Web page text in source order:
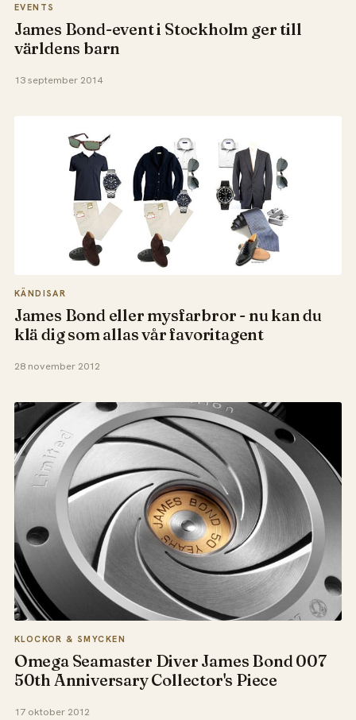
EVENTS
James Bond-event i Stockholm ger till
världens barn
13 september 2014
KÄNDISAR
James Bond eller mysfarbror - nu kan du
klä dig som allas vår favoritagent
28 november 2012
KLOCKOR & SMYCKEN
Omega Seamaster Diver James Bond 007
50th Anniversary Collector's Piece
17 oktober 2012